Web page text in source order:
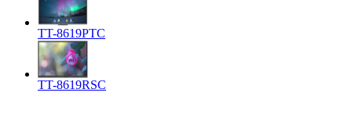
TT-8619PTC
TT-8619RSC